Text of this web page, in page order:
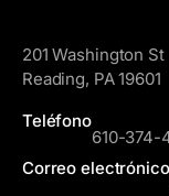
201 Washington St
Reading, PA 19601
Teléfono
610-374-
Correo electrónico